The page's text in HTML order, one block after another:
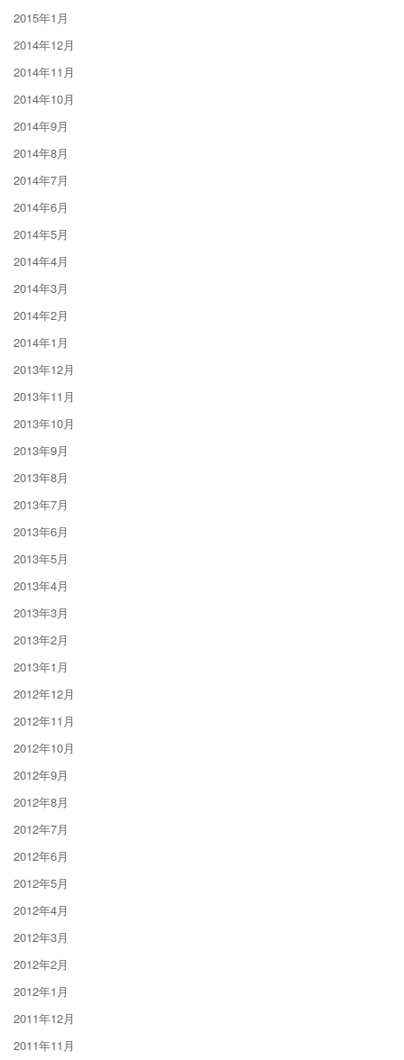
2015年1月
2014年12月
2014年11月
2014年10月
2014年9月
2014年8月
2014年7月
2014年6月
2014年5月
2014年4月
2014年3月
2014年2月
2014年1月
2013年12月
2013年11月
2013年10月
2013年9月
2013年8月
2013年7月
2013年6月
2013年5月
2013年4月
2013年3月
2013年2月
2013年1月
2012年12月
2012年11月
2012年10月
2012年9月
2012年8月
2012年7月
2012年6月
2012年5月
2012年4月
2012年3月
2012年2月
2012年1月
2011年12月
2011年11月